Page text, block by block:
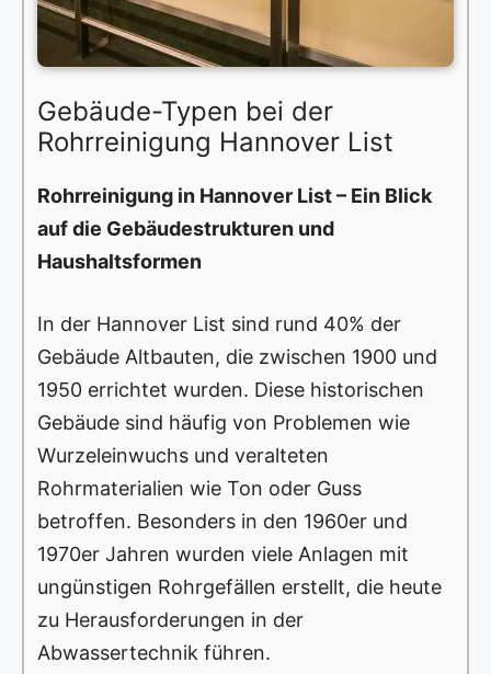
Gebäude-Typen bei der
Rohrreinigung Hannover List
Rohrreinigung in Hannover List – Ein Blick
auf die Gebäudestrukturen und
Haushaltsformen
In der Hannover List sind rund 40% der
Gebäude Altbauten, die zwischen 1900 und
1950 errichtet wurden. Diese historischen
Gebäude sind häufig von Problemen wie
Wurzeleinwuchs und veralteten
Rohrmaterialien wie Ton oder Guss
betroffen. Besonders in den 1960er und
1970er Jahren wurden viele Anlagen mit
ungünstigen Rohrgefällen erstellt, die heute
zu Herausforderungen in der
Abwassertechnik führen.